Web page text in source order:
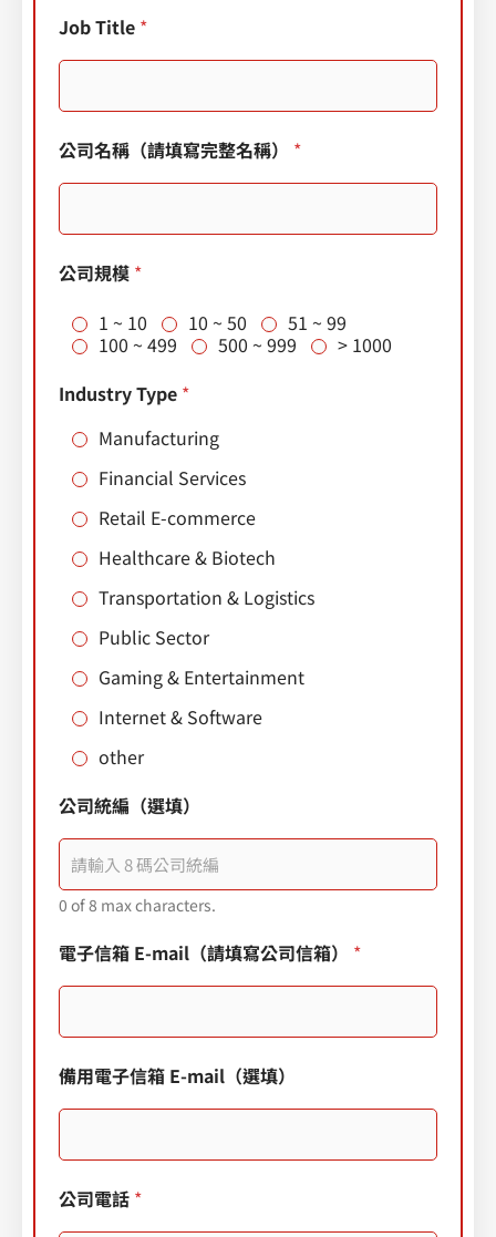
Job Title *
公司名稱（請填寫完整名稱） *
公司規模 *
1 ~ 10
10 ~ 50
51 ~ 99
100 ~ 499
500 ~ 999
> 1000
Industry Type *
Manufacturing
Financial Services
Retail E-commerce
Healthcare & Biotech
Transportation & Logistics
Public Sector
Gaming & Entertainment
Internet & Software
other
公司統編（選填）
0 of 8 max characters.
電子信箱 E-mail（請填寫公司信箱） *
備用電子信箱 E-mail（選填）
公司電話 *